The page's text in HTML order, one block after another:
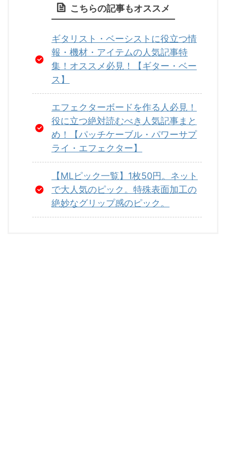
こちらの記事もオススメ
ギタリスト・ベーシストに役立つ情
報・機材・アイテムの人気記事特
集！オススメ必見！【ギター・ベー
ス】
エフェクターボードを作る人必見！
役に立つ絶対読むべき人気記事まと
め！【パッチケーブル・パワーサプ
ライ・エフェクター】
【MLピック一覧】1枚50円。ネット
で大人気のピック。特殊表面加工の
絶妙なグリップ感のピック。